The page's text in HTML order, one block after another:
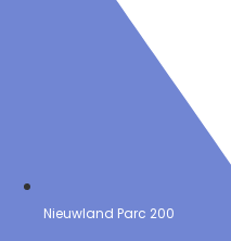
Nieuwland Parc 200